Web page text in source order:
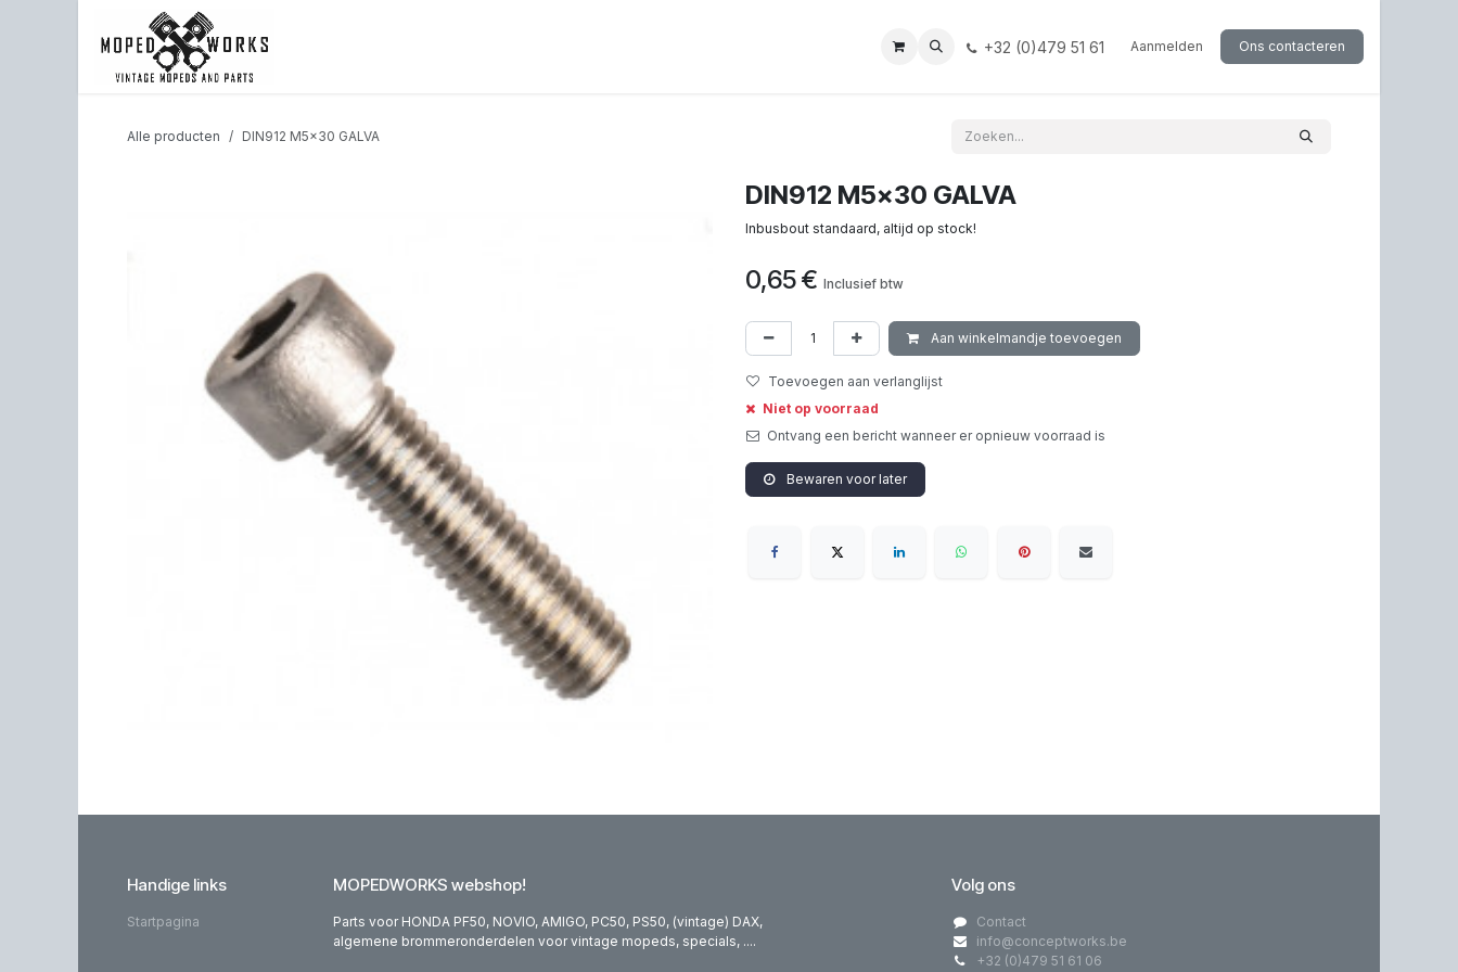
+32 (0)479 51 61 Aanmelden Ons contacteren
Alle producten DIN912 M5x30 GALVA
DIN912 M5x30 GALVA
Inbusbout standaard, altijd op stock!
0,65€ Inclusief btw
Aan winkelmandje toevoegen
Toevoegen aan verlanglijst
Niet op voorraad
Ontvang een bericht wanneer er opnieuw voorraad is
Bewaren voor later
Handige links
Startpagina
MOPEDWORKS webshop!
Parts voor HONDA PF50, NOVIO, AMIGO, PC50, PS50, (vintage) DAX,
algemene brommeronderdelen voor vintage mopeds, specials, ....
Volg ons
Contact
info@conceptworks.be
+32 (0)479 51 61 06